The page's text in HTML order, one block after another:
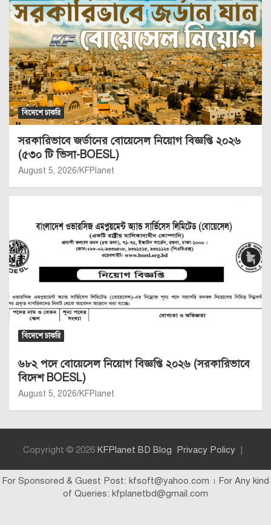
বিদেশে চাকরি
সরকারিভাবে জর্ডানের বোয়েসেল নিয়োগ বিজ্ঞপ্তি ২০২৬
(৫৩০ টি ভিসা-BOESL)
August 5, 2026 KFPlanet
বিদেশে চাকরি
৬৮২ পদে বোয়েসেল নিয়োগ বিজ্ঞপ্তি ২০২৬ (সরকারিভাবে
বিদেশ BOESL)
August 5, 2026 KFPlanet
Copyright © 2026 KFPlanet BD Blog Privacy Policy
For Sponsored & Guest Post: kfsoft@yahoo.com । For Any kind
of Queries: kfplanetbd@gmail.com